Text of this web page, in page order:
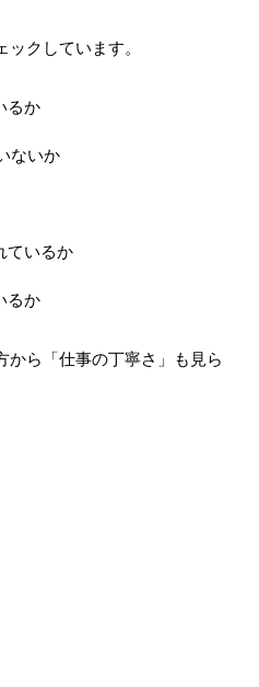
ックしています。
るか
ないか
ているか
るか
から「仕事の丁寧さ」も見ら